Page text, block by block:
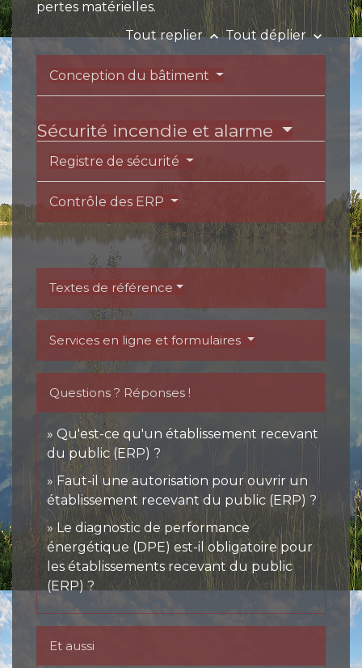
pertes matérielles.
Tout replierkeyboard_arrow_up Tout déplierkeyboard_arrow_down
Conception du bâtiment
Sécurité incendie et alarme
Registre de sécurité
Contrôle des ERP
Textes de référence
Services en ligne et formulaires
Questions ? Réponses !
Qu'est-ce qu'un établissement recevant
du public (ERP) ?
Faut-il une autorisation pour ouvrir un
établissement recevant du public (ERP) ?
Le diagnostic de performance
énergétique (DPE) est-il obligatoire pour
les établissements recevant du public
(ERP) ?
Et aussi